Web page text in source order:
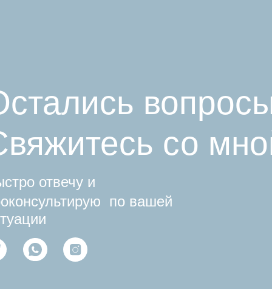
со
отвечу и
по вашей